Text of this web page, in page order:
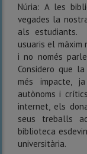
Núria: A les
vegades la
als estudiants.
usuaris el màxim
i no només
Considero que
més impacte,
autònoms i
internet, els
seus treballs
biblioteca
universitària.